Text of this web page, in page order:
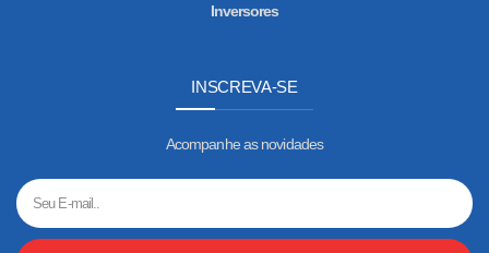
Inversores
INSCREVA-SE
Acompanhe as novidades